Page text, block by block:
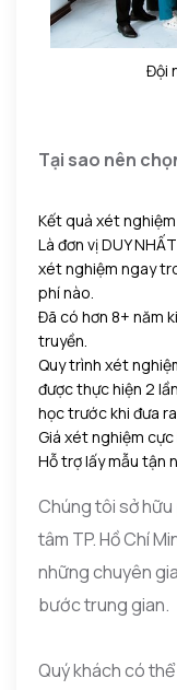
Đội
Tại sao nên
Kết quả xét
Là đơn vị DUY
xét nghiệm ngay
phí nào.
Đã có hơn 8+ năm
truyền.
Quy trình xét
được thực hiện 2
học trước khi đưa
Giá xét nghiệm
Hỗ trợ lấy mẫu tận
Chúng tôi sở
tâm TP. Hồ Chí
những chuyên
bước trung gian.
Quý khách có